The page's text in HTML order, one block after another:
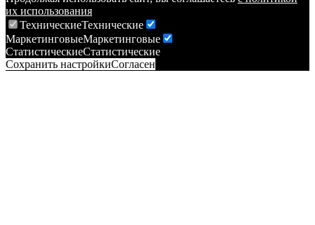
их использования
ТехническиеТехнические
МаркетинговыеМаркетинговые
СтатистическиеСтатистические
Сохранить настройкиСогласен